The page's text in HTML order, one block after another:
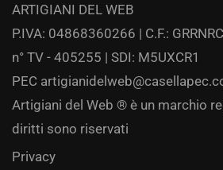
ARTIGIANI DEL WEB
P.IVA: 04868360266 | C.F.:
n° TV - 405255 | SDI: M5UXCR1
PEC
Artigiani del Web ® è un marchio
diritti sono riservati
Privacy